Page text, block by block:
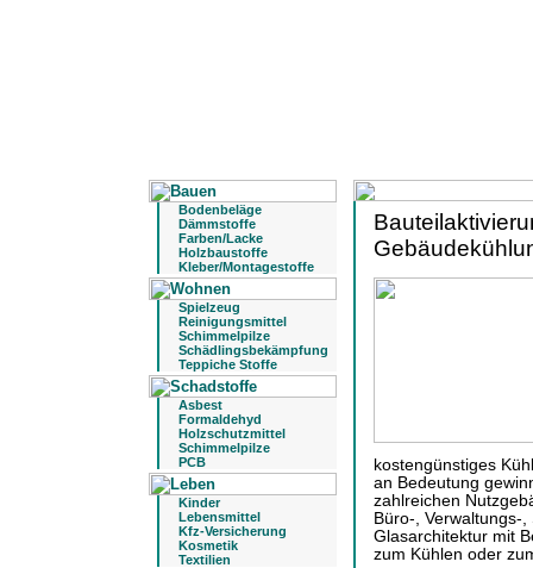
Bodenbeläge
Dämmstoffe
Farben/Lacke
Holzbaustoffe
Kleber/Montagestoffe
Spielzeug
Reinigungsmittel
Schimmelpilze
Schädlingsbekämpfung
Teppiche Stoffe
Asbest
Formaldehyd
Holzschutzmittel
Schimmelpilze
PCB
Kinder
Lebensmittel
Kfz-Versicherung
Kosmetik
Textilien
kostengünstiges
an Bedeutung
zahlreichen
Büro-, Verwaltungs-
Glasarchitektur mit
zum Kühlen oder